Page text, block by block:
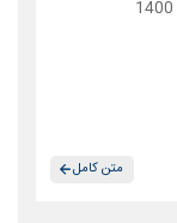
متن کامل